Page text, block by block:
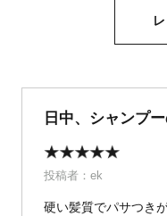
日中、シャンプ
投稿者： ek
硬い髪質でパサつき